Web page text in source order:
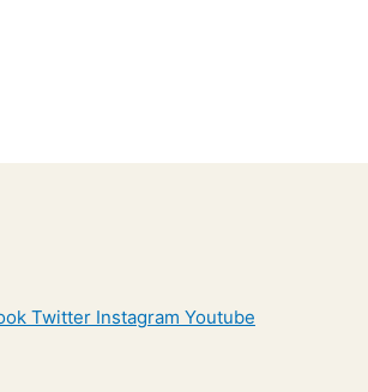
Twitter Instagram Youtube